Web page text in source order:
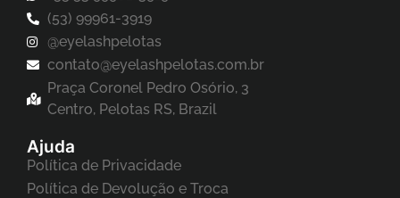
(53) 99961-3919
@eyelashpelotas
contato@eyelashpelotas.com.br
Praça Coronel Pedro Osório, 3
Centro, Pelotas RS, Brazil
Ajuda
Política de Privacidade
Política de Devolução e Troca